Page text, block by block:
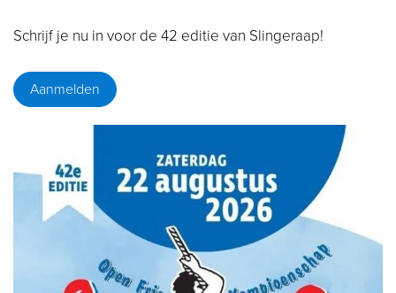
Schrijf je nu in voor de 42 editie van Slingeraap!
Aanmelden